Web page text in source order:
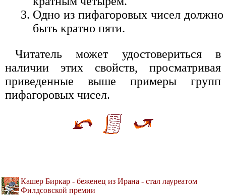
Одно из пифагоровых чисел должно
быть кратно пяти.
Читатель может удостовериться в
наличии этих свойств, просматривая
приведенные выше примеры групп
пифагоровых чисел.
Кашер Биркар - беженец из Ирана - стал лауреатом
Филдсовской премии